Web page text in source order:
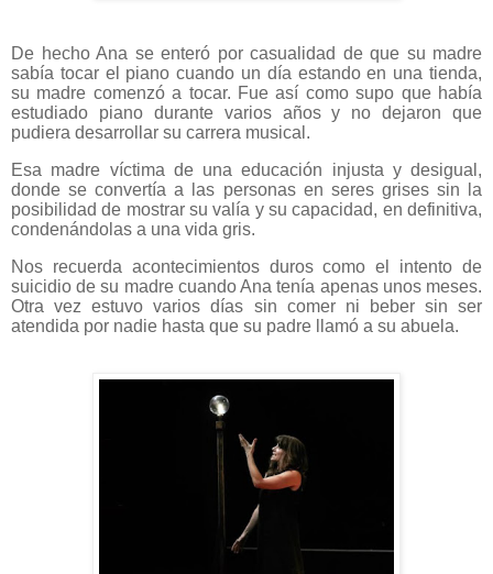
De hecho Ana se enteró por casualidad de que su madre
sabía tocar el piano cuando un día estando en una tienda,
su madre comenzó a tocar. Fue así como supo que había
estudiado piano durante varios años y no dejaron que
pudiera desarrollar su carrera musical.
Esa madre víctima de una educación injusta y desigual,
donde se convertía a las personas en seres grises sin la
posibilidad de mostrar su valía y su capacidad, en definitiva,
condenándolas a una vida gris.
Nos recuerda acontecimientos duros como el intento de
suicidio de su madre cuando Ana tenía apenas unos meses.
Otra vez estuvo varios días sin comer ni beber sin ser
atendida por nadie hasta que su padre llamó a su abuela.